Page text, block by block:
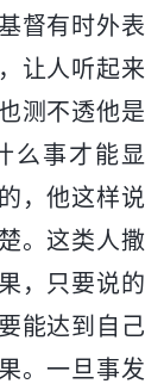
督有时外表
让人听起来
测不透他是
么事才能显
，他这样说
。这类人撒
，只要说的
能达到自己
。一旦事发